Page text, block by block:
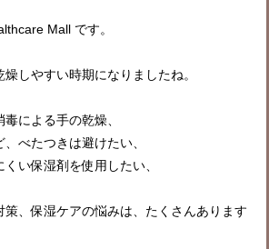
Mall です。
しやすい時期になりましたね。
による手の乾燥、
べたつきは避けたい、
い保湿剤を使用したい、
、保湿ケアの悩みは、たくさんあります